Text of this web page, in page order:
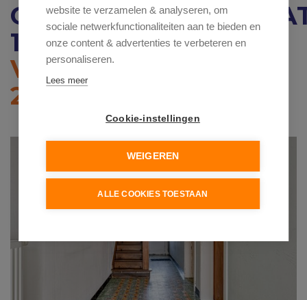
126 , 9620 ZOTTEGEM
VRAAGPRIJS: €
299 850
website te verzamelen & analyseren, om
sociale netwerkfunctionaliteiten aan te bieden en
onze content & advertenties te verbeteren en
personaliseren.
Lees meer
Cookie-instellingen
WEIGEREN
ALLE COOKIES TOESTAAN